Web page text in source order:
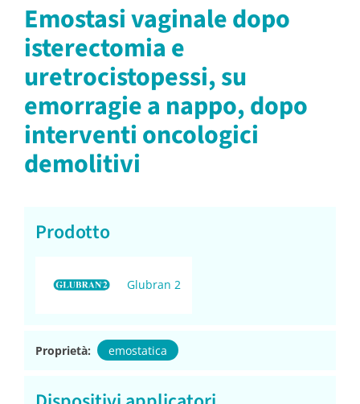
Emostasi vaginale dopo
isterectomia e
uretrocistopessi, su
emorragie a nappo, dopo
interventi oncologici
demolitivi
Prodotto
Glubran 2
Proprietà: emostatica